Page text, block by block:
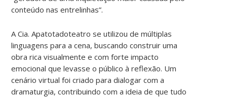
conteúdo nas entrelinhas”.
A Cia. Apatotadoteatro se utilizou de múltiplas
linguagens para a cena, buscando construir uma
obra rica visualmente e com forte impacto
emocional que levasse o público à reflexão. Um
cenário virtual foi criado para dialogar com a
dramaturgia, contribuindo com a ideia de que tudo